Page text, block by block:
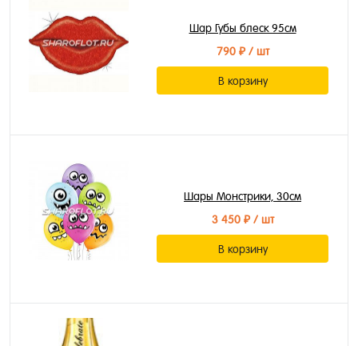
Шар Губы блеск 95см
790 ₽/ шт
В корзину
Шары Монстрики, 30см
3 450 ₽/ шт
В корзину